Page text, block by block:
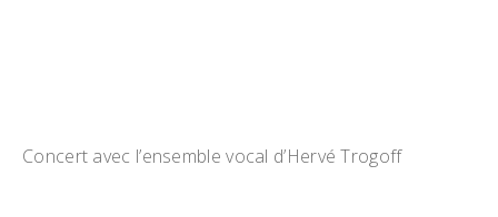
Concert avec l’ensemble vocal d’Hervé Trogoff